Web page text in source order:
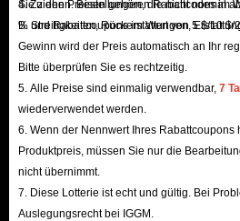
Sie ziehen. Bestellungen, die nicht normal
B. Streitigkeiten, Rückerstattungen,
4. Zu den Preisen gehören Rabattcodes im
% und Rabattcoupons im Wert von 5 $/10 $/
Gewinn wird der Preis automatisch an Ihr
Bitte überprüfen Sie es rechtzeitig.
5. Alle Preise sind einmalig verwendbar, 7
wiederverwendet werden.
6. Wenn der Nennwert Ihres Rabattcoupons
Produktpreis, müssen Sie nur die
nicht übernimmt.
7. Diese Lotterie ist echt und gültig. Bei
Auslegungsrecht bei IGGM.